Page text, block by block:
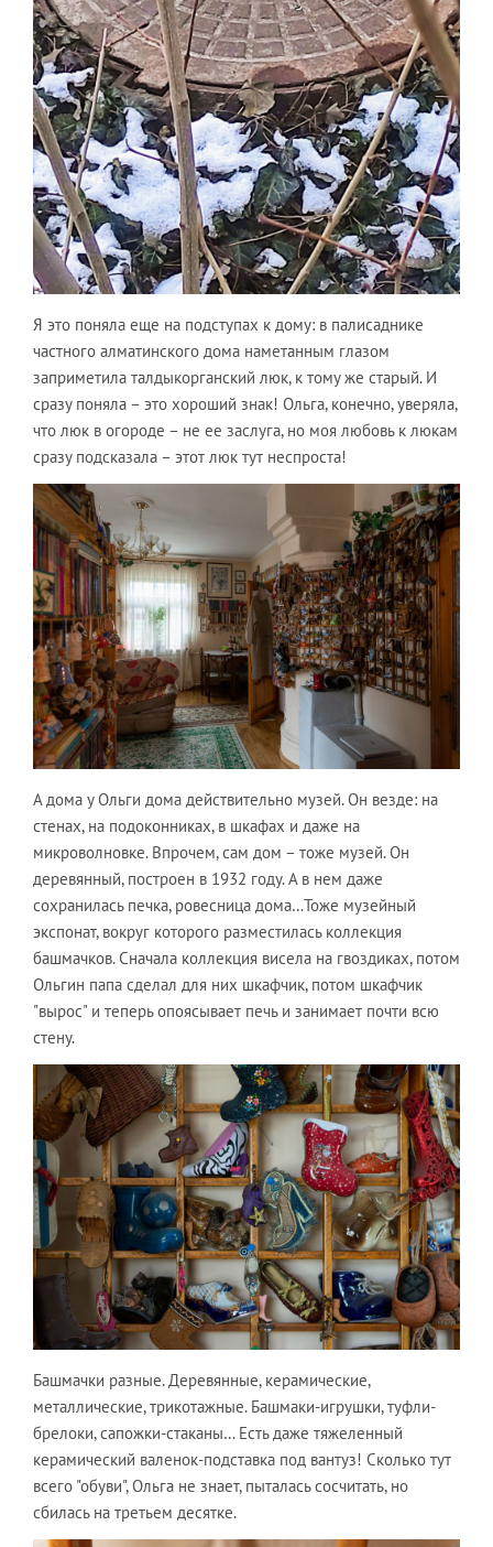
Я это поняла еще на подступах к дому: в палисаднике
частного алматинского дома наметанным глазом
заприметила талдыкорганский люк, к тому же старый. И
сразу поняла – это хороший знак! Ольга, конечно, уверяла,
что люк в огороде – не ее заслуга, но моя любовь к люкам
сразу подсказала – этот люк тут неспроста!
А дома у Ольги дома действительно музей. Он везде: на
стенах, на подоконниках, в шкафах и даже на
микроволновке. Впрочем, сам дом – тоже музей. Он
деревянный, построен в 1932 году. А в нем даже
сохранилась печка, ровесница дома…Тоже музейный
экспонат, вокруг которого разместилась коллекция
башмачков. Сначала коллекция висела на гвоздиках, потом
Ольгин папа сделал для них шкафчик, потом шкафчик
"вырос" и теперь опоясывает печь и занимает почти всю
стену.
Башмачки разные. Деревянные, керамические,
металлические, трикотажные. Башмаки-игрушки, туфли-
брелоки, сапожки-стаканы… Есть даже тяжеленный
керамический валенок-подставка под вантуз! Сколько тут
всего "обуви", Ольга не знает, пыталась сосчитать, но
сбилась на третьем десятке.